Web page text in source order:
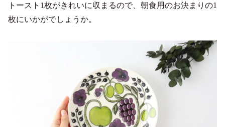
トースト1枚がきれいに収まるので、朝食用のお決まりの1
枚にいかがでしょうか。